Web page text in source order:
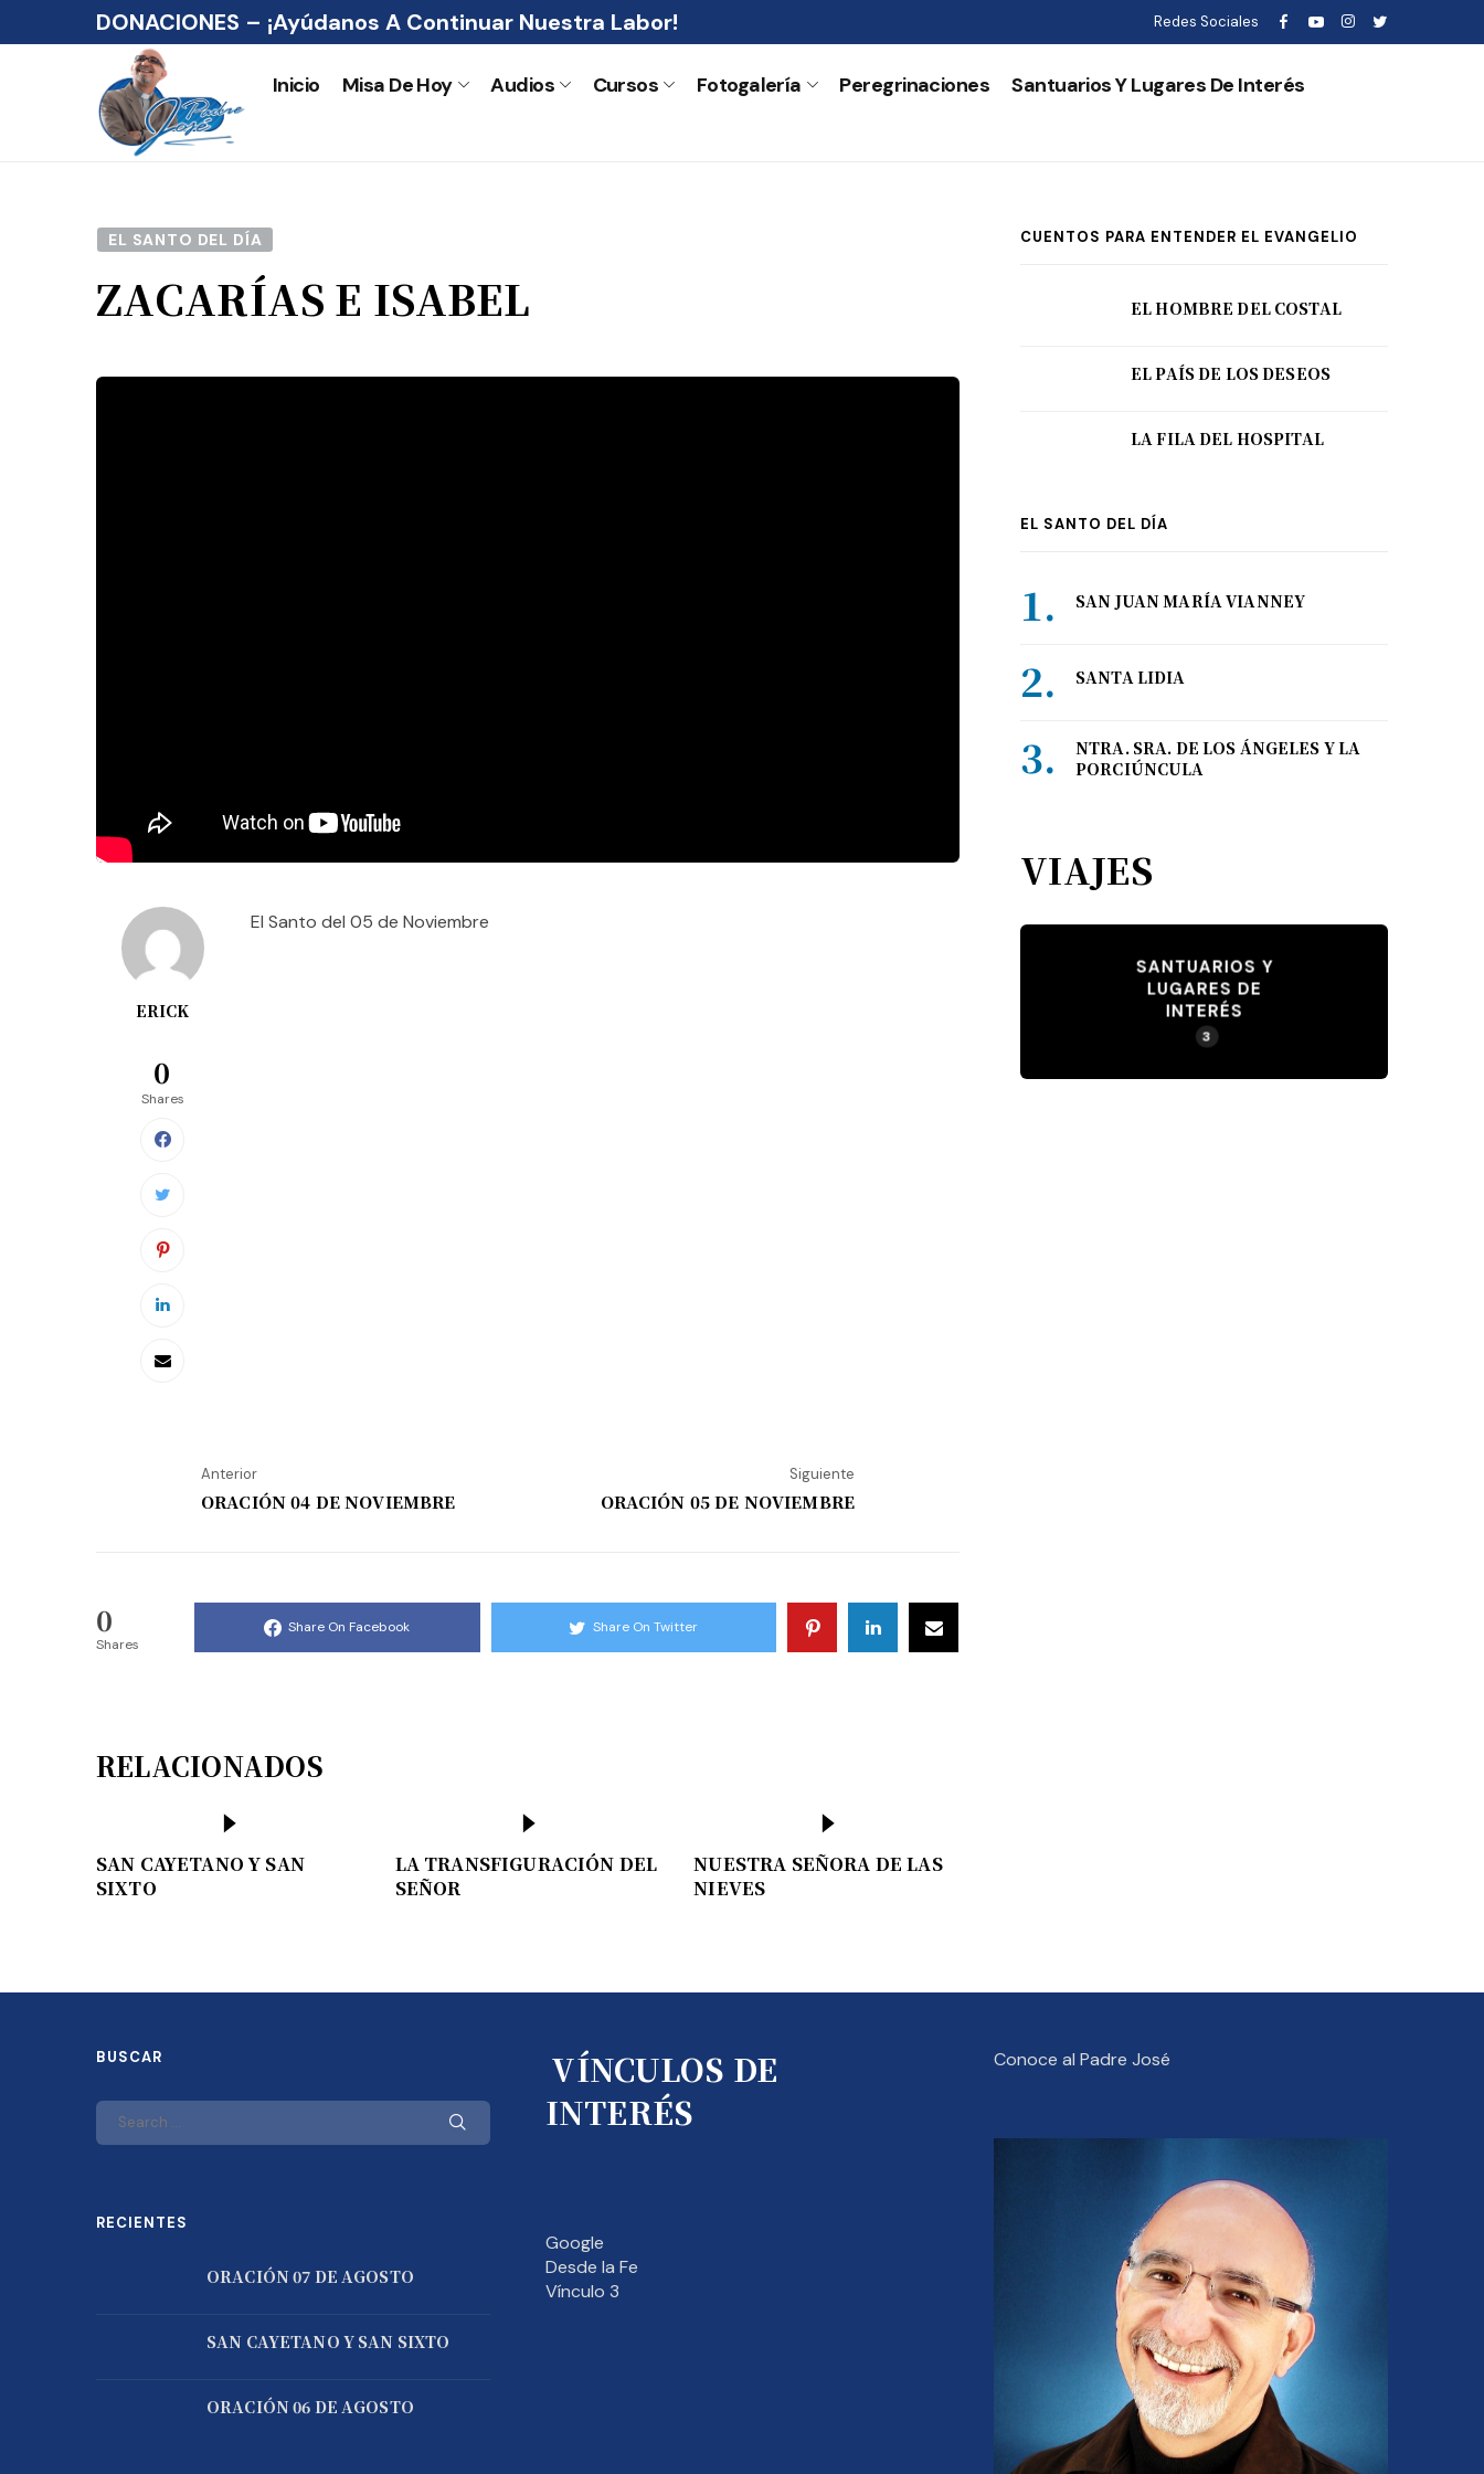
DONACIONES – ¡Ayúdanos A Continuar Nuestra Labor! Redes Sociales
Inicio Misa De Hoy Audios Cursos Fotogalería Peregrinaciones Santuarios Y Lugares De Interés
EL SANTO DEL DÍA
ZACARÍAS E ISABEL
ERICK
0
Shares
El Santo del 05 de Noviembre
Anterior
ORACIÓN 04 DE NOVIEMBRE
Siguiente
ORACIÓN 05 DE NOVIEMBRE
0
Shares
Share On Facebook Share On Twitter
RELACIONADOS
SAN CAYETANO Y SAN
SIXTO
LA TRANSFIGURACIÓN DEL
SEÑOR
NUESTRA SEÑORA DE LAS
NIEVES
CUENTOS PARA ENTENDER EL EVANGELIO
EL HOMBRE DEL COSTAL
EL PAÍS DE LOS DESEOS
LA FILA DEL HOSPITAL
EL SANTO DEL DÍA
SAN JUAN MARÍA VIANNEY
SANTA LIDIA
NTRA. SRA. DE LOS ÁNGELES Y LA
PORCIÚNCULA
VIAJES
SANTUARIOS Y
LUGARES DE
INTERÉS
3
BUSCAR
RECIENTES
ORACIÓN 07 DE AGOSTO
SAN CAYETANO Y SAN SIXTO
ORACIÓN 06 DE AGOSTO
VÍNCULOS DE
INTERÉS
Google
Desde la Fe
Vínculo 3
Conoce al Padre José